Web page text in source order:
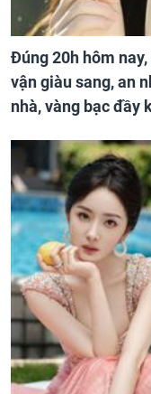
Đúng 20h hôm
vận giàu sang, an
nhà, vàng bạc đầy